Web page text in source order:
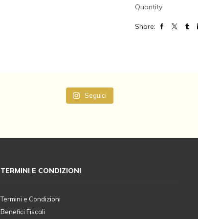
Quantity
Share:
Seguici
TERMINI E CONDIZIONI
Termini e Condizioni
Benefici Fiscali